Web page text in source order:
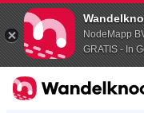
NodeMapp
GRATIS - In